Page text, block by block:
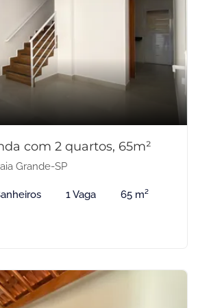
com 2 quartos, 65m²
Grande-SP
1 Vaga 65 m²